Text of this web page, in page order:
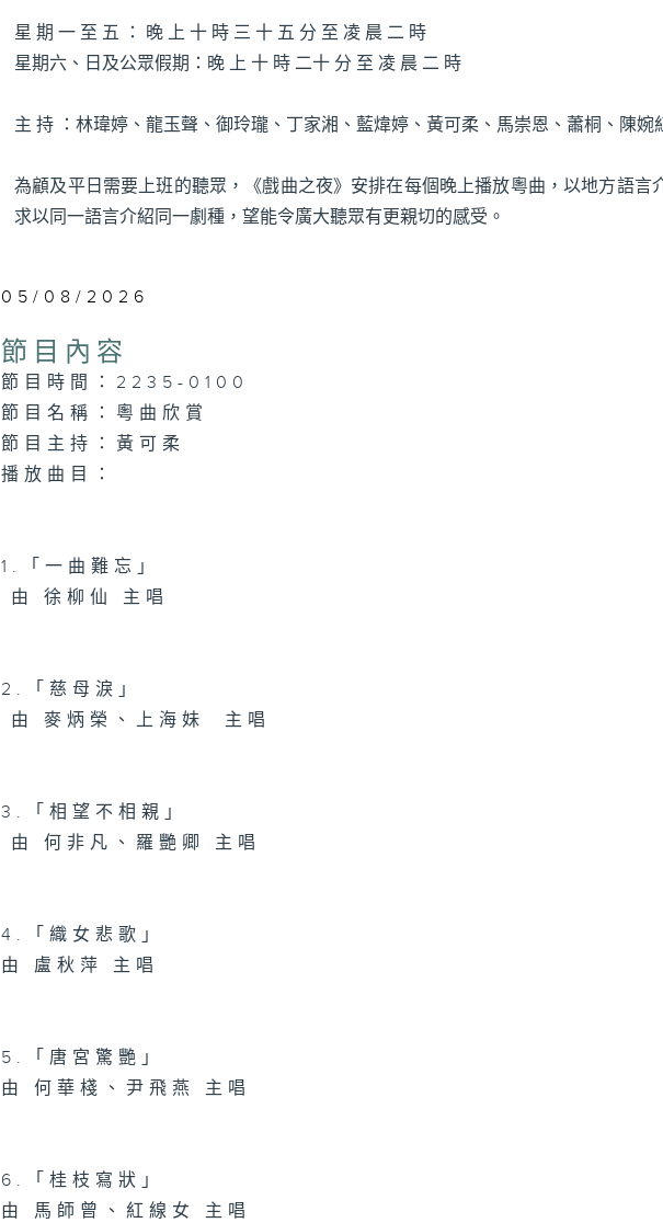
星 期 一 至 五 ： 晚 上 十 時 三 十 五 分 至 凌 晨 二 時
星期六、日及公眾假期：晚 上 十 時 二十 分 至 凌 晨 二 時
主 持 ：林瑋婷、龍玉聲、御玲瓏、丁家湘、藍煒婷、黃可柔、馬崇恩、蕭桐、陳婉
為顧及平日需要上班的聽眾，《戲曲之夜》安排在每個晚上播放粵曲，以地方語言
求以同一語言介紹同一劇種，望能令廣大聽眾有更親切的感受。
05/08/2026
節目內容
節目時間：2235-0100
節目名稱：粵曲欣賞
節目主持：黃可柔
播放曲目：
1.「一曲難忘」
由 徐柳仙 主唱
2.「慈母淚」
由 麥炳榮、上海妹 主唱
3.「相望不相親」
由 何非凡、羅艷卿 主唱
4.「織女悲歌」
由 盧秋萍 主唱
5.「唐宮驚艷」
由 何華棧、尹飛燕 主唱
6.「桂枝寫狀」
由 馬師曾、紅線女 主唱